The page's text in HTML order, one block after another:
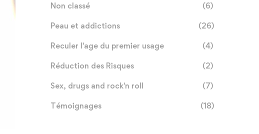
Non classé (6)
Peau et addictions (26)
Reculer l'age du premier usage (4)
Réduction des Risques (2)
Sex, drugs and rock'n roll (7)
Témoignages (18)